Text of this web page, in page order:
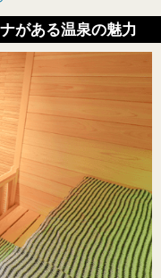
がある温泉の魅力